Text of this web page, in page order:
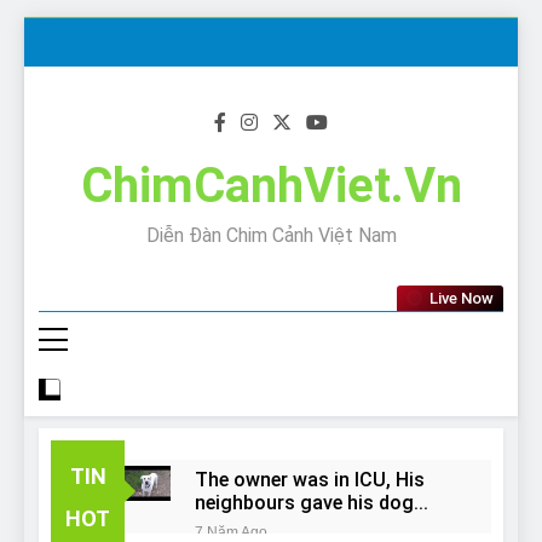
ChimCanhViet.Vn
Diễn Đàn Chim Cảnh Việt Nam
Live Now
TIN
HOT
The owner was in ICU, His
neighbours gave his dog
away!
7 Năm Ago